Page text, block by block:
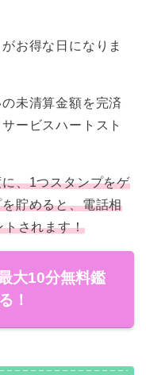
お得な日になりま
未清算金額を完済
ービスハートスト
、1つスタンプをゲ
貯めると、電話相
トされます！
大10分無料鑑
！